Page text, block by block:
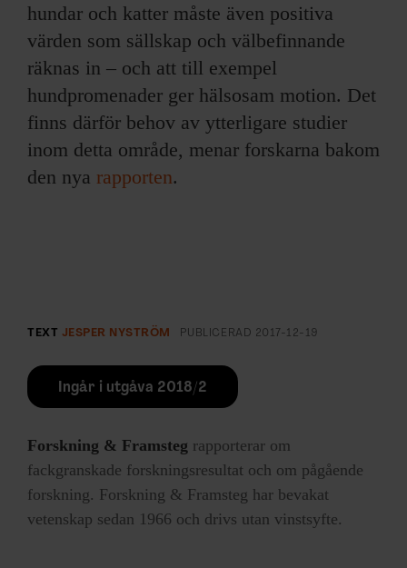
hundar och katter måste även positiva
värden som sällskap och välbefinnande
räknas in – och att till exempel
hundpromenader ger hälsosam motion. Det
finns därför behov av ytterligare studier
inom detta område, menar forskarna bakom
den nya rapporten.
TEXT JESPER NYSTRÖM PUBLICERAD 2017-12-19
Ingår i utgåva 2018/2
Forskning & Framsteg rapporterar om
fackgranskade forskningsresultat och om pågående
forskning. Forskning & Framsteg har bevakat
vetenskap sedan 1966 och drivs utan vinstsyfte.